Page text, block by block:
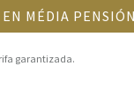
MÉDIA
garantizada.